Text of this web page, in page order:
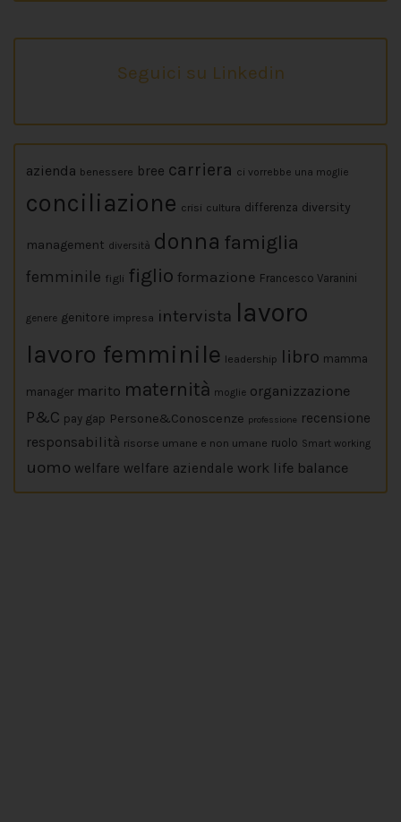
Seguici su Linkedin
azienda benessere bree carriera ci vorrebbe una moglie
conciliazione crisi cultura differenza diversity
management diversità donna famiglia
femminile figli figlio formazione Francesco Varanini
genere genitore impresa intervista lavoro
lavoro femminile leadership libro mamma
manager marito maternità moglie organizzazione
P&C pay gap Persone&Conoscenze professione recensione
responsabilità risorse umane e non umane ruolo Smart working
uomo welfare welfare aziendale work life balance